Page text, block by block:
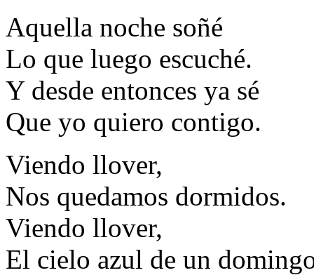
Aquella noche soñé
Lo que luego escuché.
Y desde entonces ya sé
Que yo quiero contigo.
Viendo llover,
Nos quedamos dormidos.
Viendo llover,
El cielo azul de un